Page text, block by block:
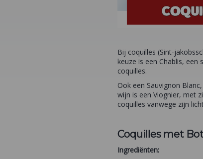
Bij coquilles (Sint-
keuze is een Chablis,
coquilles.
Ook een Sauvignon
wijn is een Viognier, met
coquilles vanwege zijn
Coquilles met
Ingrediënten: